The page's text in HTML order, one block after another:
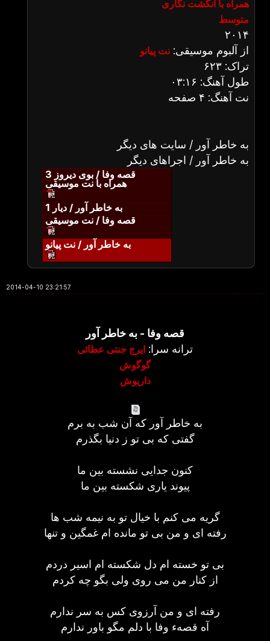
همراه با انگشت نگاری
متوسط
۲۰۱۴
از آلبوم موسیقی: نت پیانو
تراک: ۶۲۳
طول آهنگ: ۰۳:۱۶
نت آهنگ: ۴ صفحه
به خاطر آور / سایت های دیگر
به خاطر آور / اجراهای دیگر
قصه وفا / بوی دیروز 3
همراه با نت موسیقی
به خاطر آور / دیار 1
قصه وفا / نت موسیقی
به خاطر آور / نت پیانو
2014-04-10 23:21:57
قصه وفا - به خاطر آور
ترانه سرا: ایرج جنتی عطائی
گوگوش
داریوش
به خاطر آور كه آن شب به برم
گفتی كه بی تو ز دنیا بگذرم
كنون جدایی نشسته بین ما
پیوند یاری شكسته بین ما
گریه می كنم با خیال تو به نیمه شب ها
رفته ای و من بی تو مانده ام غمگین و تنها
بی تو خسته ام دل شكسته ام اسیر دردم
از كنار من می روی ولی بگو چه كردم
رفته ای و من آرزوی كس به سر ندارم
آه قصهء وفا با دلم مگو باور ندارم